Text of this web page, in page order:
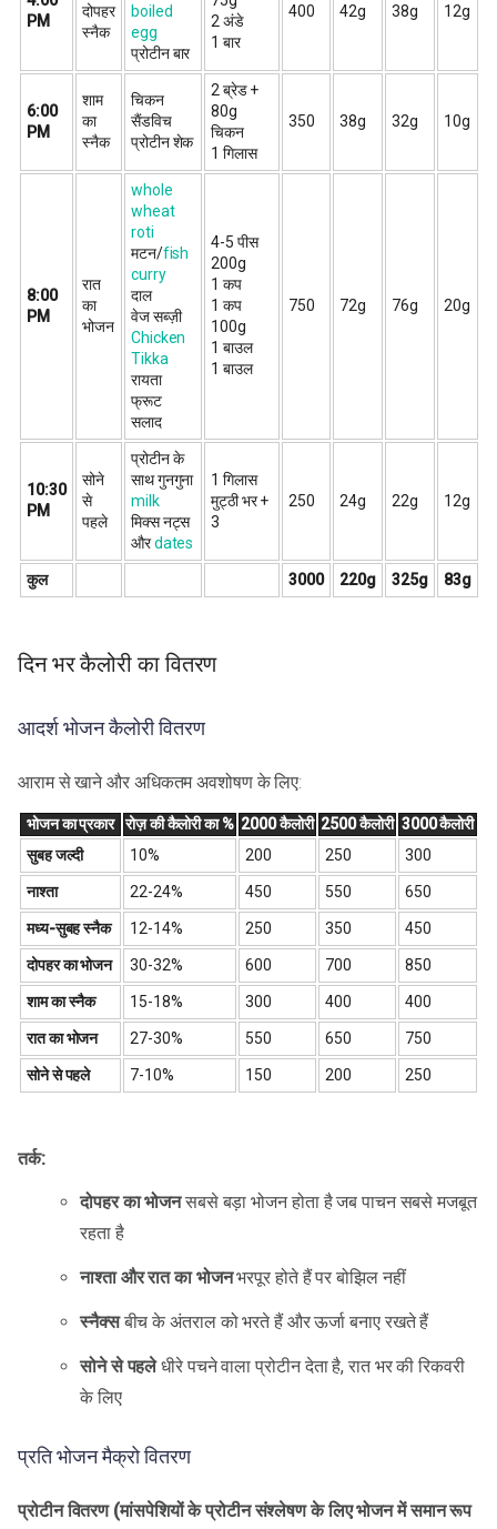
PM
दोपहर
स्नैक
boiled
egg
प्रोटीन बार
2 अंडे
1 बार
400 42g 38g 12g
6:00
PM
शाम
का
स्नैक
चिकन
सैंडविच
प्रोटीन शेक
2 ब्रेड +
80g
चिकन
1 गिलास
350 38g 32g 10g
8:00
PM
रात
का
भोजन
whole
wheat
roti
मटन/fish
curry
दाल
वेज सब्ज़ी
Chicken
Tikka
रायता
फ्रूट
सलाद
4-5 पीस
200g
1 कप
1 कप
100g
1 बाउल
1 बाउल
750 72g 76g 20g
10:30
PM
सोने
से
पहले
प्रोटीन के
साथ गुनगुना
milk
मिक्स नट्स
औरdates
1 गिलास
मुट्ठी भर +
3
250 24g 22g 12g
कुल 3000 220g 325g 83g
दिन भर कैलोरी का वितरण
आदर्श भोजन कैलोरी वितरण
आराम से खाने और अधिकतम अवशोषण के लिए:
भोजन का प्रकार रोज़ की कैलोरी का % 2000 कैलोरी 2500 कैलोरी 3000 कैलोरी
सुबह जल्दी
10% 200 250 300
नाश्ता 22-24% 450 550 650
मध्य-सुबह स्नैक 12-14% 250 350 450
दोपहर का भोजन 30-32% 600 700 850
शाम का स्नैक 15-18% 300 400 400
रात का भोजन 27-30% 550 650 750
सोने से पहले 7-10% 150 200 250
तर्क:
दोपहर का भोजनसबसे बड़ा भोजन होता है जब पाचन सबसे मजबूत
रहता है
नाश्ता और रात का भोजनभरपूर होते हैं पर बोझिल नहीं
स्नैक्सबीच के अंतराल को भरते हैं और ऊर्जा बनाए रखते हैं
सोने से पहलेधीरे पचने वाला प्रोटीन देता है, रात भर की रिकवरी
के लिए
प्रति भोजन मैक्रो वितरण
प्रोटीन वितरण (मांसपेशियों के प्रोटीन संश्लेषण के लिए भोजन में समान रूप